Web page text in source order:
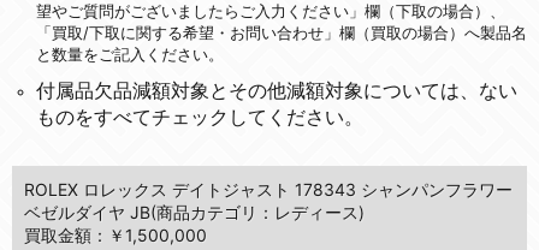
望やご質問がございましたらご入力ください」欄（下取の場合）、
「買取/下取に関する希望・お問い合わせ」欄（買取の場合）へ製品名
と数量をご記入ください。
付属品欠品減額対象とその他減額対象については、ない
ものをすべてチェックしてください。
ROLEX ロレックス デイトジャスト 178343 シャンパンフラワー
ベゼルダイヤ JB(商品カテゴリ：レディース)
買取金額：￥1,500,000